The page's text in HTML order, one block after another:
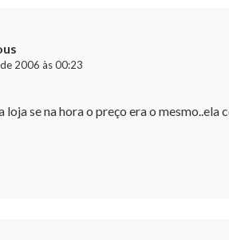
2006 às 00:23
se na hora o preço era o mesmo..ela